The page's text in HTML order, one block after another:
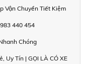
Vận Chuyển Tiết Kiệm
440 454
Chóng
Uy Tín | GỌI LÀ CÓ XE